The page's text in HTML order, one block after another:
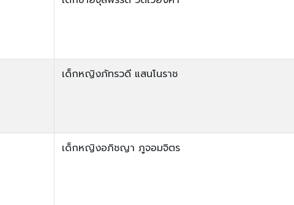
เด็กหญิงภัทรวดี แสนโนราช
เด็กหญิงอภิชญา ภูจอมจิตร